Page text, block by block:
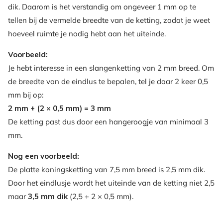
dik. Daarom is het verstandig om ongeveer 1 mm op te
tellen bij de vermelde breedte van de ketting, zodat je weet
hoeveel ruimte je nodig hebt aan het uiteinde.
Voorbeeld:
Je hebt interesse in een slangenketting van 2 mm breed. Om
de breedte van de eindlus te bepalen, tel je daar 2 keer 0,5
mm bij op:
2 mm + (2 × 0,5 mm) = 3 mm
De ketting past dus door een hangeroogje van minimaal 3
mm.
Nog een voorbeeld:
De platte koningsketting van 7,5 mm breed is 2,5 mm dik.
Door het eindlusje wordt het uiteinde van de ketting niet 2,5
maar3,5 mm dik(2,5 + 2 × 0,5 mm).